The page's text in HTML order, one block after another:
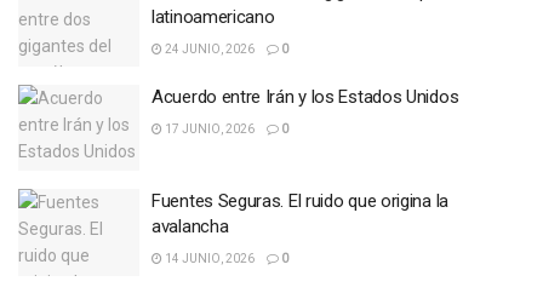
latinoamericano
24 JUNIO, 2026 0
Acuerdo entre Irán y los Estados Unidos
17 JUNIO, 2026 0
Fuentes Seguras. El ruido que origina la
avalancha
14 JUNIO, 2026 0